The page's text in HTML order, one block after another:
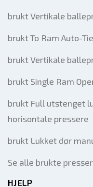
brukt Vertikale
brukt To Ram Auto-
brukt Vertikale
brukt Single Ram
brukt Full utstenget
horisontale pressere
brukt Lukket dør
Se alle brukte
HJELP